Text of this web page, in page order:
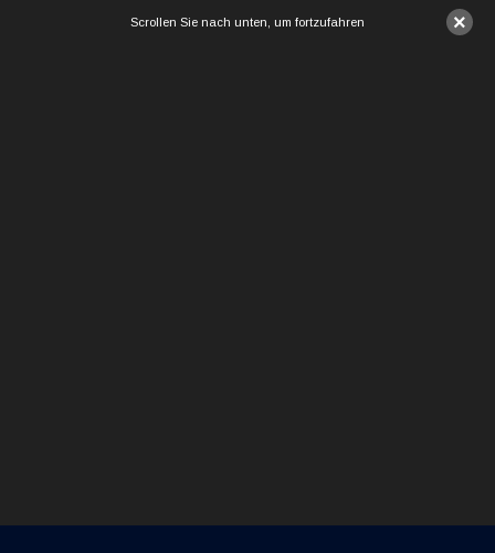
×
Scrollen Sie nach unten, um fortzufahren